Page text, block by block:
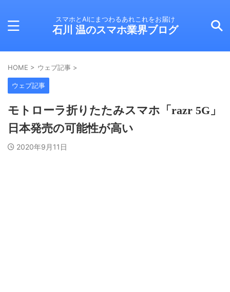
スマホとAIにまつわるあれこれをお届け
石川 温のスマホ業界ブログ
HOME > ウェブ記事 >
ウェブ記事
モトローラ折りたたみスマホ「razr 5G」
日本発売の可能性が高い
2020年9月11日